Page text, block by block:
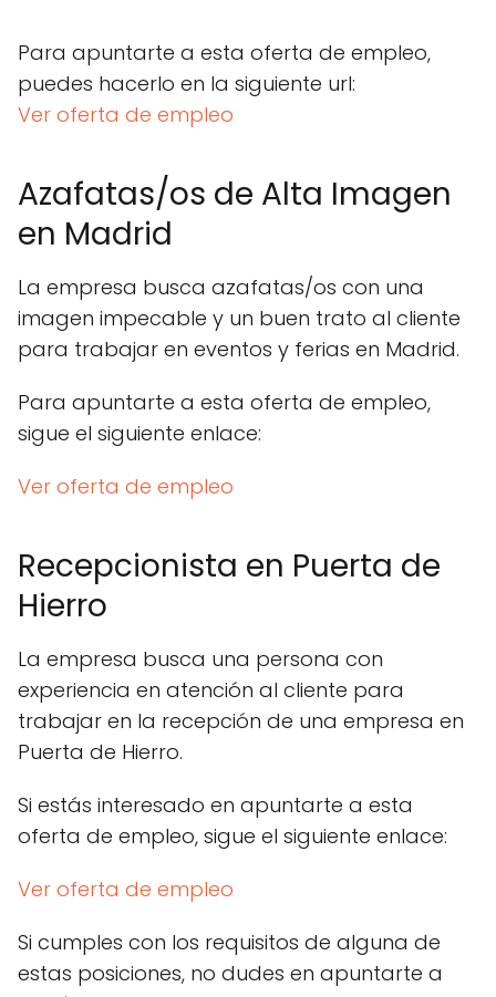
Para apuntarte a esta oferta de empleo,
puedes hacerlo en la siguiente url:
Ver oferta de empleo
Azafatas/os de Alta Imagen
en Madrid
La empresa busca azafatas/os con una
imagen impecable y un buen trato al cliente
para trabajar en eventos y ferias en Madrid.
Para apuntarte a esta oferta de empleo,
sigue el siguiente enlace:
Ver oferta de empleo
Recepcionista en Puerta de
Hierro
La empresa busca una persona con
experiencia en atención al cliente para
trabajar en la recepción de una empresa en
Puerta de Hierro.
Si estás interesado en apuntarte a esta
oferta de empleo, sigue el siguiente enlace:
Ver oferta de empleo
Si cumples con los requisitos de alguna de
estas posiciones, no dudes en apuntarte a